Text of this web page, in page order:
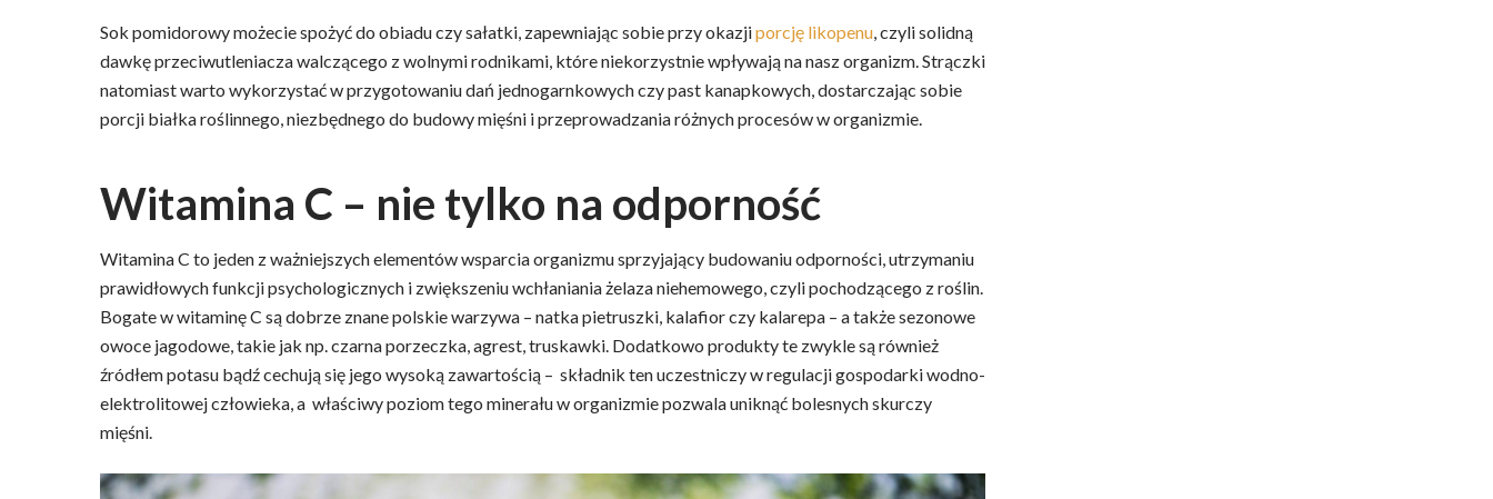
Sok pomidorowy możecie spożyć do obiadu czy sałatki, zapewniając sobie przy okazjiporcję likopenu, czyli solidną
dawkę przeciwutleniacza walczącego z wolnymi rodnikami, które niekorzystnie wpływają na nasz organizm. Strączki
natomiast warto wykorzystać w przygotowaniu dań jednogarnkowych czy past kanapkowych, dostarczając sobie
porcji białka roślinnego, niezbędnego do budowy mięśni i przeprowadzania różnych procesów w organizmie.
Witamina C – nie tylko na odporność
Witamina C to jeden z ważniejszych elementów wsparcia organizmu sprzyjający budowaniu odporności, utrzymaniu
prawidłowych funkcji psychologicznych i zwiększeniu wchłaniania żelaza niehemowego, czyli pochodzącego z roślin.
Bogate w witaminę C są dobrze znane polskie warzywa – natka pietruszki, kalafior czy kalarepa – a także sezonowe
owoce jagodowe, takie jak np. czarna porzeczka, agrest, truskawki. Dodatkowo produkty te zwykle są również
źródłem potasu bądź cechują się jego wysoką zawartością – składnik ten uczestniczy w regulacji gospodarki wodno-
elektrolitowej człowieka, a właściwy poziom tego minerału w organizmie pozwala uniknąć bolesnych skurczy
mięśni.